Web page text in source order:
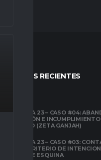
ENTRADAS RECIENTES
TEMPORADA 23 – CASO #04:
COMPETICIÓN E INCUMPLIMIENTO
ECONÓMICO (ZETA GANJAH)
TEMPORADA 23 – CASO #03:
EL ÁREA Y CRITERIO DE
EN TIROS DE ESQUINA